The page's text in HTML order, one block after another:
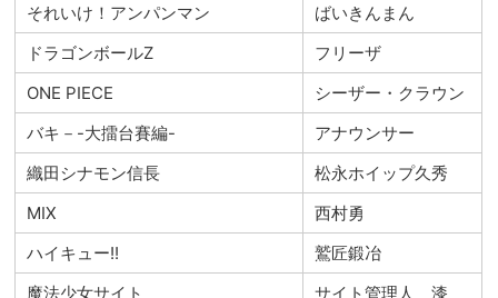
それいけ！アンパンマン
ばいきんまん
ドラゴンボールZ
フリーザ
ONE PIECE
シーザー・クラウン
バキ－-大擂台賽編-
アナウンサー
織田シナモン信長
松永ホイップ久秀
MIX
西村勇
ハイキュー!!
鷲匠鍛冶
魔法少女サイト
サイト管理人 漆